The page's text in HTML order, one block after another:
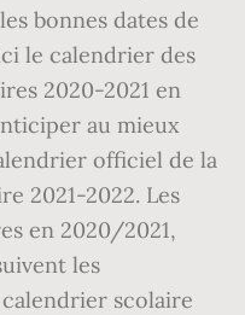
bonnes dates de
le calendrier des
2020-2021 en
au mieux
officiel de la
2021-2022. Les
en 2020/2021,
les
scolaire